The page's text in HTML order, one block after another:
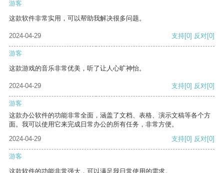
游客
这款软件非常实用，可以帮助我解决很多问题。
2024-04-29 支持[0] 反对[0]
游客
这款游戏的音乐非常优美，听了让人心旷神怡。
2024-04-29 支持[0] 反对[0]
游客
这款办公软件的功能非常全面，涵盖了文档、表格、演示文稿等各个方
面。我可以使用它来完成日常办公的所有任务，非常方便。
2024-04-29
支持[0] 反对[0]
游客
这款软件的功能非常强大，可以满足我日常使用的需求。